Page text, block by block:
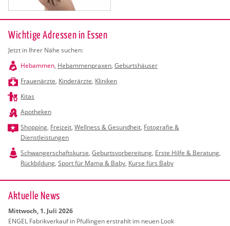
Wichtige Adressen in Essen
Jetzt in Ihrer Nähe suchen:
Hebammen, Hebammenpraxen, Geburtshäuser
Frauenärzte, Kinderärzte, Kliniken
Kitas
Apotheken
Shopping, Freizeit, Wellness & Gesundheit, Fotografie &
Dienstleistungen
Schwangerschaftskurse, Geburtsvorbereitung, Erste Hilfe & Beratung,
Rückbildung, Sport für Mama & Baby, Kurse fürs Baby
Ak­tu­el­le News
Mitt­woch, 1. Juli 2026
ENGEL Fa­brik­ver­kauf in Pful­lin­gen er­strahlt im neuen Look